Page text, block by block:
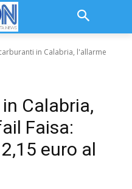
in Calabria, l'allarme
Calabria,
Faisa:
euro al